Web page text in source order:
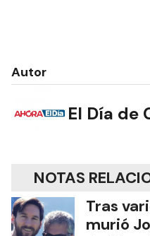
Autor
El Día de
NOTAS
Tras
murió